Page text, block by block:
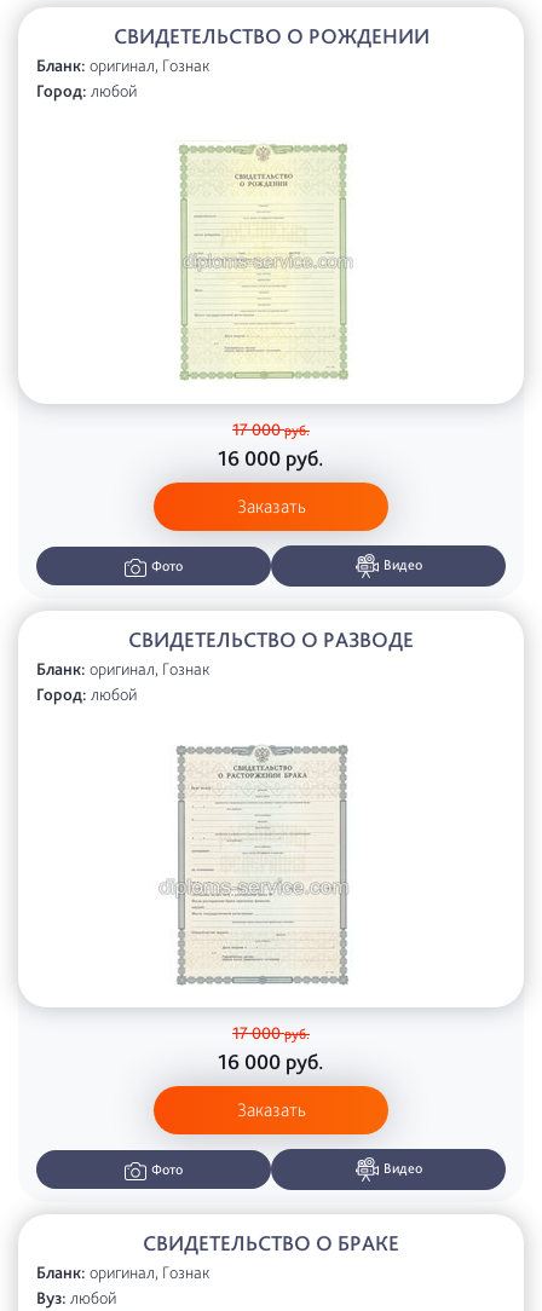
СВИДЕТЕЛЬСТВО О РОЖДЕНИИ
Бланк: оригинал, Гознак
Город: любой
17 000руб.
16 000 руб.
Заказать
Фото Видео
СВИДЕТЕЛЬСТВО О РАЗВОДЕ
Бланк: оригинал, Гознак
Город: любой
17 000руб.
16 000 руб.
Заказать
Фото Видео
СВИДЕТЕЛЬСТВО О БРАКЕ
Бланк: оригинал, Гознак
Вуз: любой